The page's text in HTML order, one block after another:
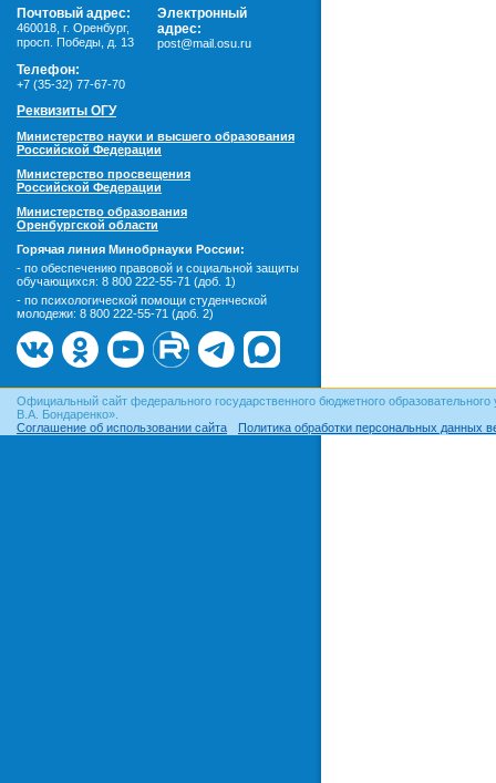
Почтовый адрес:
460018 г. Оренбург,
просп. Победы, д. 13
Электронный
адрес:
post@mail.osu.ru
Телефон:
+7 (35-32) 77-67-70
Реквизиты ОГУ
Министерство науки и высшего образования
Российской Федерации
Министерство просвещения
Российской Федерации
Министерство образования
Оренбургской области
Горячая линия Минобрнауки России:
- по обеспечению правовой и социальной защиты
обучающихся: 8 800 222-55-71 (доб. 1)
- по психологической помощи студенческой
молодежи: 8 800 222-55-71 (доб. 2)
Официальный сайт федерального государственного бюджетного
В.А. Бондаренко».
Соглашение об использовании сайта
Политика обработки персональных данных